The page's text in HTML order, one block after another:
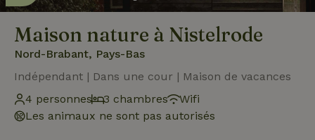
Maison nature à Nistelrode
Nord-Brabant, Pays-Bas
Indépendant | Dans une cour | Maison de vacances
4 personnes
3 chambres
Wifi
Les animaux ne sont pas autorisés